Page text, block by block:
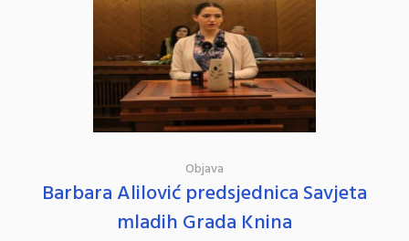
Objava
Barbara Alilović predsjednica Savjeta
mladih Grada Knina